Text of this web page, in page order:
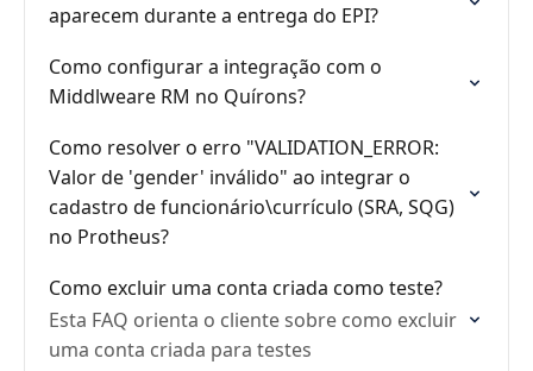
aparecem durante a entrega do EPI?
Como configurar a integração com o
Middlweare RM no Quírons?
Como resolver o erro "VALIDATION_ERROR:
Valor de 'gender' inválido" ao integrar o
cadastro de funcionário\currículo (SRA, SQG)
no Protheus?
Como excluir uma conta criada como teste?
Esta FAQ orienta o cliente sobre como excluir
uma conta criada para testes